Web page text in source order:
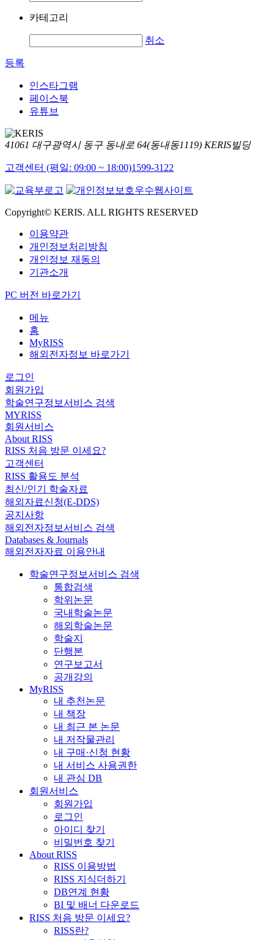
카테고리
취소
등록
인스타그램
페이스북
유튜브
41061 대구광역시 동구 동내로 64(동내동1119) KERIS빌딩
고객센터 (평일: 09:00 ~ 18:00)1599-3122
Copyright© KERIS. ALL RIGHTS RESERVED
이용약관
개인정보처리방침
개인정보 재동의
기관소개
PC 버전 바로가기
메뉴
홈
MyRISS
해외전자정보 바로가기
로그인
회원가입
학술연구정보서비스 검색
MYRISS
회원서비스
About RISS
RISS 처음 방문 이세요?
고객센터
RISS 활용도 분석
최신/인기 학술자료
해외자료신청(E-DDS)
공지사항
해외전자정보서비스 검색
Databases & Journals
해외전자자료 이용안내
학술연구정보서비스 검색
통합검색
학위논문
국내학술논문
해외학술논문
학술지
단행본
연구보고서
공개강의
MyRISS
내 추천논문
내 책장
내 최근 본 논문
내 저작물관리
내 구매·신청 현황
내 서비스 사용권한
내 관심 DB
회원서비스
회원가입
로그인
아이디 찾기
비밀번호 찾기
About RISS
RISS 이용방법
RISS 지식더하기
DB연계 현황
BI 및 배너 다운로드
RISS 처음 방문 이세요?
RISS란?